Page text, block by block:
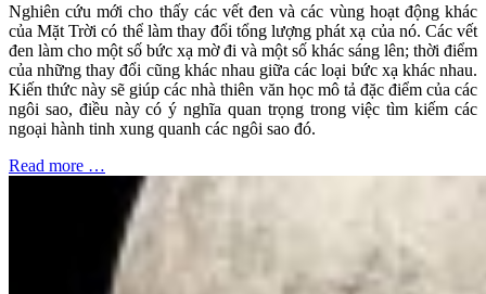
Nghiên cứu mới cho thấy các vết đen và các vùng hoạt động khác
của Mặt Trời có thể làm thay đổi tổng lượng phát xạ của nó. Các vết
đen làm cho một số bức xạ mờ đi và một số khác sáng lên; thời điểm
của những thay đổi cũng khác nhau giữa các loại bức xạ khác nhau.
Kiến thức này sẽ giúp các nhà thiên văn học mô tả đặc điểm của các
ngôi sao, điều này có ý nghĩa quan trọng trong việc tìm kiếm các
ngoại hành tinh xung quanh các ngôi sao đó.
Read more …